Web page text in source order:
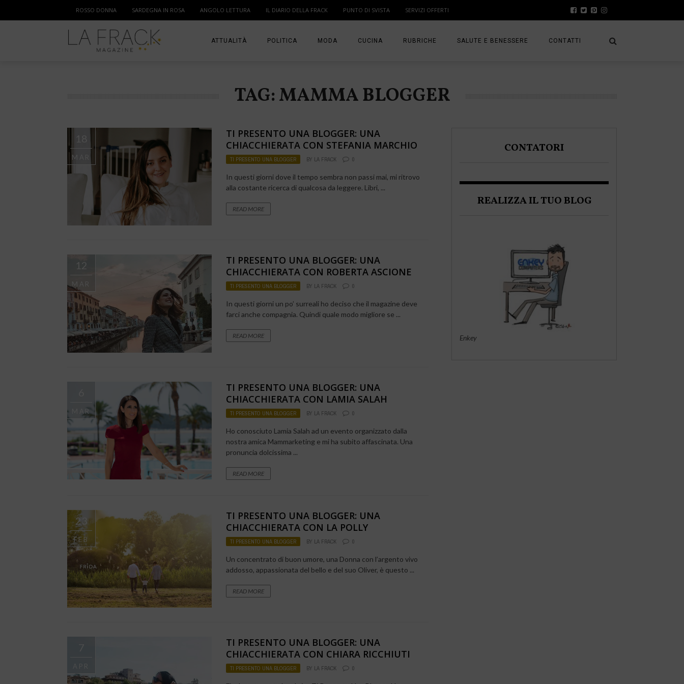
ROSSO DONNA SARDEGNA IN ROSA ANGOLO LETTURA IL DIARIO DELLA FRACK PUNTO DI SVISTA SERVIZI OFFERTI
ATTUALITÀ POLITICA MODA CUCINA RUBRICHE
ANGOLO LETTURA
PUNTO DI SVISTA
SALUTE E BENESSERE CONTATTI
TAG: MAMMA BLOGGER
MAR
TI PRESENTO UNA BLOGGER: UNA
CHIACCHIERATA CON STEFANIA MARCHIO
TI PRESENTO UNA BLOGGER BY LA FRACK 0
In questi giorni dove il tempo sembra non passi mai, mi ritrovo
alla costante ricerca di qualcosa da leggere. Libri, ...
READ MORE
12
MAR
TI PRESENTO UNA BLOGGER: UNA
CHIACCHIERATA CON ROBERTA ASCIONE
TI PRESENTO UNA BLOGGER BY LA FRACK 0
In questi giorni un po’ surreali ho deciso che il magazine deve
farci anche compagnia. Quindi quale modo migliore se ...
READ MORE
MAR
TI PRESENTO UNA BLOGGER: UNA
CHIACCHIERATA CON LAMIA SALAH
TI PRESENTO UNA BLOGGER BY LA FRACK 0
Ho conosciuto Lamia Salah ad un evento organizzato dalla
nostra amica Mammarketing e mi ha subito affascinata. Una
pronuncia dolcissima ...
READ MORE
23
FEB
TI PRESENTO UNA BLOGGER: UNA
CHIACCHIERATA CON LA POLLY
TI PRESENTO UNA BLOGGER BY LA FRACK 0
Un concentrato di buon umore, una Donna con l’argento vivo
addosso, appassionata del bello e del suo Oliver, è questo ...
READ MORE
TI PRESENTO UNA BLOGGER: UNA
CHIACCHIERATA CON CHIARA RICCHIUTI
TI PRESENTO UNA BLOGGER BY LA FRACK 0
CONTATORI
REALIZZA IL TUO BLOG
Enkey